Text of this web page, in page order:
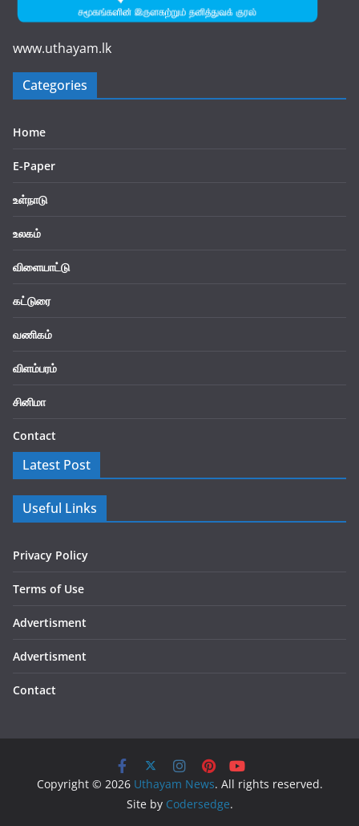
www.uthayam.lk
Categories
Home
E-Paper
உள்நாடு
உலகம்
விளையாட்டு
கட்டுரை
வணிகம்
விளம்பரம்
சினிமா
Contact
Latest Post
Useful Links
Privacy Policy
Terms of Use
Advertisment
Advertisment
Contact
Copyright © 2026 Uthayam News. All rights reserved.
Site by Codersedge.